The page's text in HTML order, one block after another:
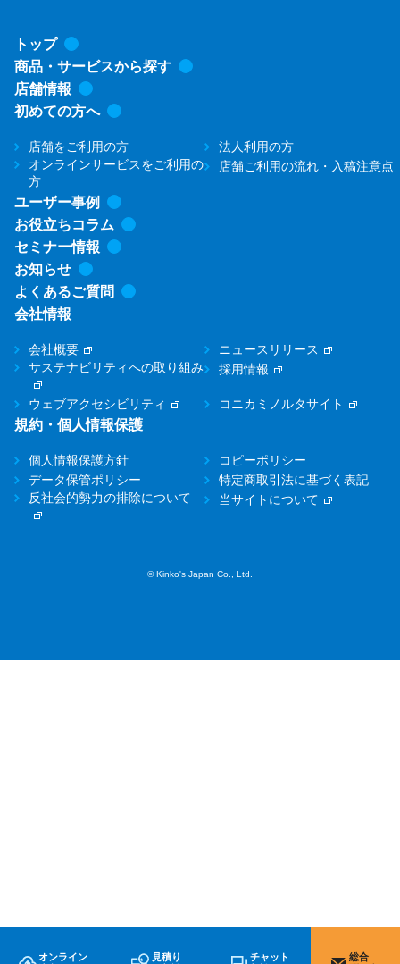
オンライン
見積り
チャット
総合
トップ
商品・サービスから探す
店舗情報
初めての方へ
店舗をご利用の方
法人利用の方
オンラインサービスをご利用の
方
店舗ご利用の流れ・入稿注意点
ユーザー事例
お役立ちコラム
セミナー情報
お知らせ
よくあるご質問
会社情報
会社概要
ニュースリリース
サステナビリティへの取り組み
採用情報
ウェブアクセシビリティ コニカミノルタサイト
規約・個人情報保護
個人情報保護方針
コピーポリシー
データ保管ポリシー
特定商取引法に基づく表記
反社会的勢力の排除について
当サイトについて
© Kinko's Japan Co., Ltd.